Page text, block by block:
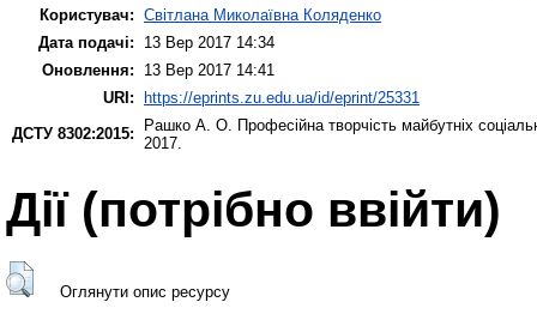
Користувач: Світлана Миколаївна Коляденко
Дата подачі:
13 Вер 2017 14:34
Оновлення:
13 Вер 2017 14:41
URI:
https://eprints.zu.edu.ua/id/eprint/25331
ДСТУ 8302:2015:
Рашко А. О. Професійна творчість майбутніх
2017.
Дії ​​(потрібно ввійти)
Оглянути опис ресурсу